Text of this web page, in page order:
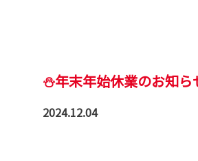
⛄年末年始休業のお知ら
2024.12.04